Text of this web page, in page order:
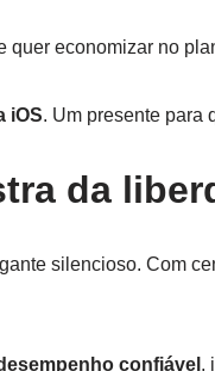
economizar no
iOS. Um presente para
da
silencioso. Com
confiável ,